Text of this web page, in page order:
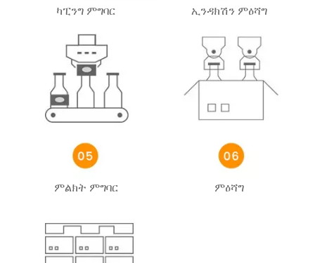
ካፒንግ ምግባር ኢንዳክሽን ምዕሻግ
ምልክት ምግባር ምዕሻግ